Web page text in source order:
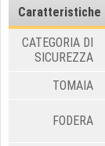
Caratteristiche
CATEGORIA DI
SICUREZZA
TOMAIA
FODERA